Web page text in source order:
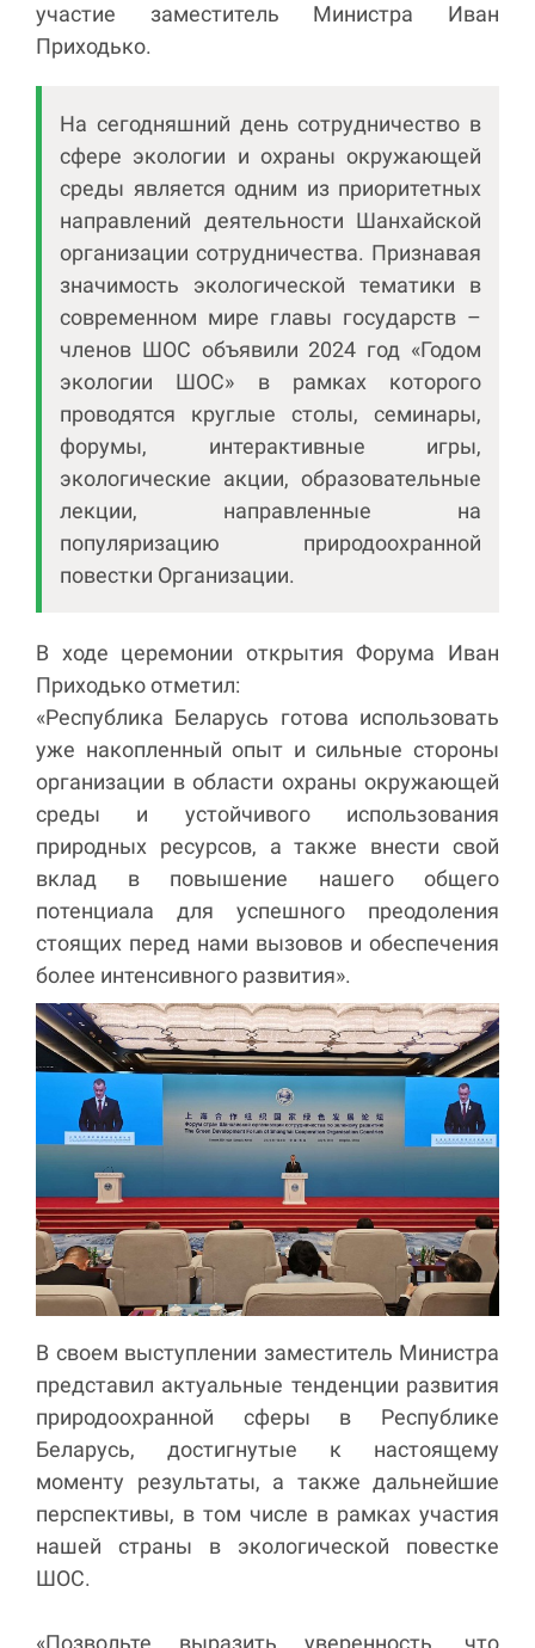
участие заместитель Министра Иван
Приходько.
На сегодняшний день сотрудничество в
сфере экологии и охраны окружающей
среды является одним из приоритетных
направлений деятельности Шанхайской
организации сотрудничества. Признавая
значимость экологической тематики в
современном мире главы государств –
членов ШОС объявили 2024 год «Годом
экологии ШОС» в рамках которого
проводятся круглые столы, семинары,
форумы, интерактивные игры,
экологические акции, образовательные
лекции, направленные на
популяризацию природоохранной
повестки Организации.
В ходе церемонии открытия Форума Иван
Приходько отметил:
«Республика Беларусь готова использовать
уже накопленный опыт и сильные стороны
организации в области охраны окружающей
среды и устойчивого использования
природных ресурсов, а также внести свой
вклад в повышение нашего общего
потенциала для успешного преодоления
стоящих перед нами вызовов и обеспечения
более интенсивного развития».
В своем выступлении заместитель Министра
представил актуальные тенденции развития
природоохранной сферы в Республике
Беларусь, достигнутые к настоящему
моменту результаты, а также дальнейшие
перспективы, в том числе в рамках участия
нашей страны в экологической повестке
ШОС.
«Позвольте выразить уверенность, что